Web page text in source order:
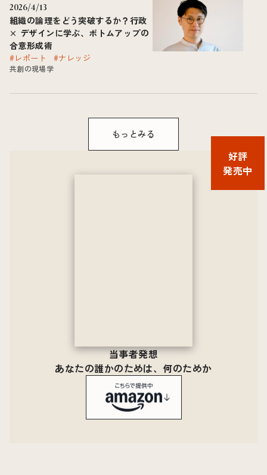
組織の論理をどう突破するか？行政
× デザインに学ぶ、ボトムアップの
合意形成術
2026/4/13
#レポート #ナレッジ
共創の現場学
もっとみる
当事者発想
あなたの誰かのためは、何のためか
好評
発売中